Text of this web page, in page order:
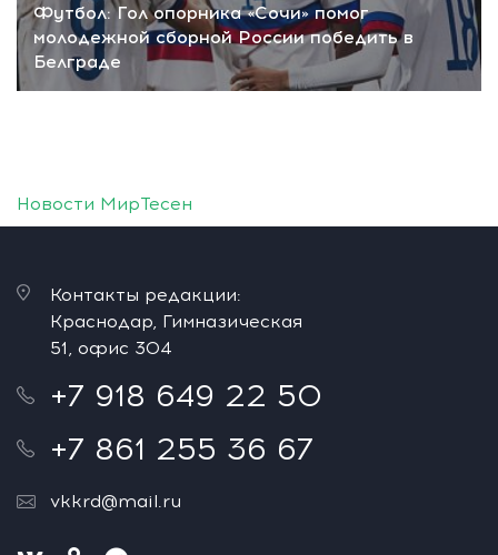
Футбол: Гол опорника «Сочи» помог
молодежной сборной России победить в
Белграде
Новости МирТесен
Контакты редакции:
Краснодар, Гимназическая
51, офис 304
+7 918 649 22 50
+7 861 255 36 67
vkkrd@mail.ru